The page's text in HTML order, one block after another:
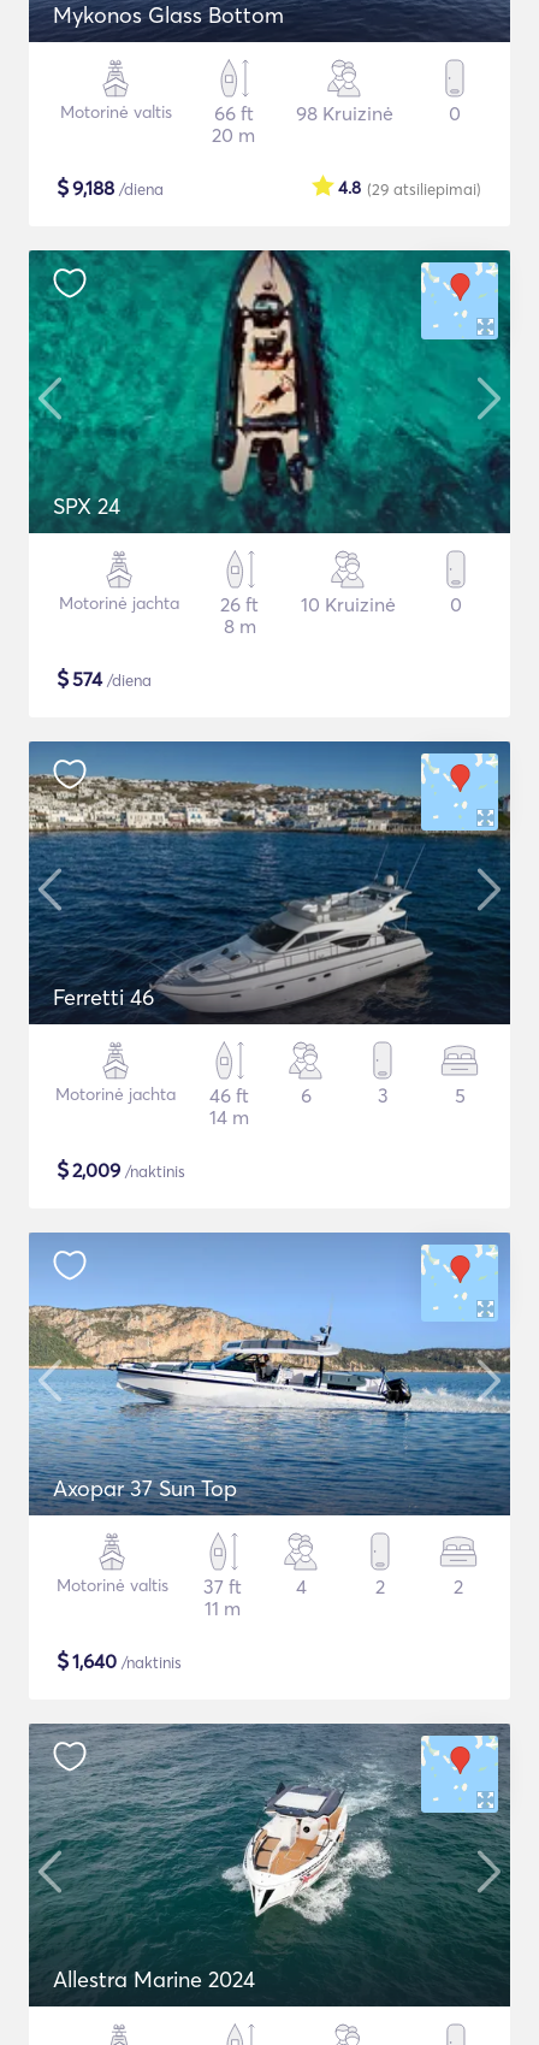
Mykonos Glass Bottom
Motorinė valtis
66 ft
20 m
98 Kruizinė 0
$9,188 /diena (29 atsiliepimai)
4.8
SPX 24
Motorinė jachta
26 ft
8 m
10 Kruizinė 0
$574/diena
Ferretti 46
Motorinė jachta
46 ft
14 m
6 3 5
$2,009 /naktinis
Axopar 37 Sun Top
Motorinė valtis
37 ft
11 m
4 2 2
$1,640 /naktinis
Allestra Marine 2024